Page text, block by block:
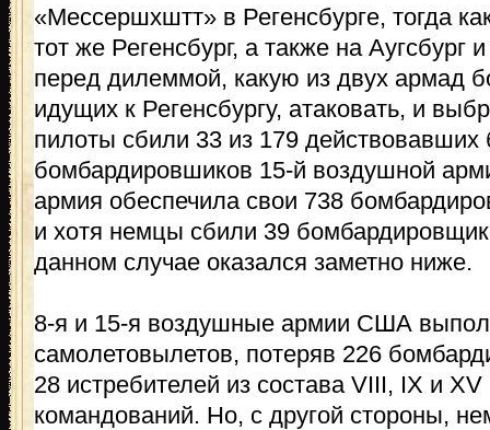
«Мессершхштт» в Регенсбурге, тогда
тот же Регенсбург, а также на Аугсбург
перед дилеммой, какую из двух армад
идущих к Регенсбургу, атаковать, и
пилоты сбили 33 из 179 действовавших
бомбардировшиков 15-й воздушной
армия обеспечила свои 738
и хотя немцы сбили 39
данном случае оказался заметно ниже.
8-я и 15-я воздушные армии США
самолетовылетов, потеряв 226
28 истребителей из состава VIII, IX и
командований. Но, с другой стороны,